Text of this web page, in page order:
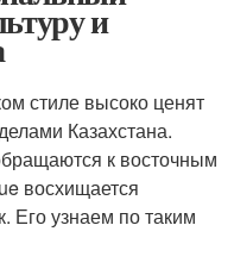
и
стиле высоко ценят
Казахстана.
к восточным
восхищается
Его узнаем по таким